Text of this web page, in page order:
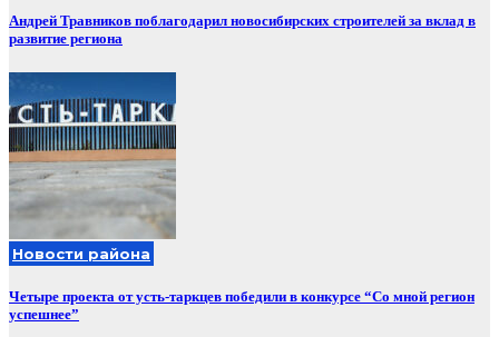
Андрей Травников поблагодарил новосибирских строителей за вклад в
развитие региона
Новости района
Четыре проекта от усть-таркцев победили в конкурсе “Со мной регион
успешнее”